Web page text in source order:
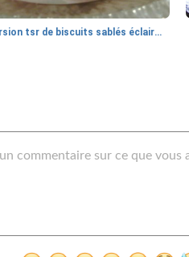
version tsr de biscuits sablés éclairés par Todd Wilbur